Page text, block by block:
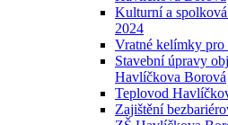
Kulturní a
2024
Vratné kelímky
Stavební úpravy
Havlíčkova Borová
Teplovod
Zajištění